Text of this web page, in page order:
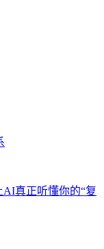
真正听懂你的“复